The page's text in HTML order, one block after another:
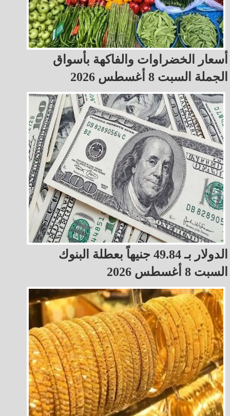
أسعار الخضراوات والفاكهة بأسواق
الجملة السبت 8 أغسطس 2026
الدولار بـ 49.84 جنيهاً بعطلة البنوك
السبت 8 أغسطس 2026